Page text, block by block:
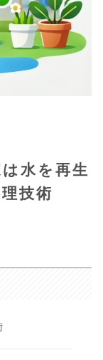
水を再生
技術